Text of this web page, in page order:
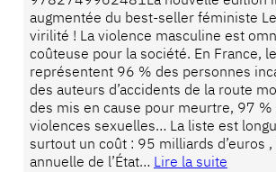
augmentée du best-seller féministe
virilité ! La violence masculine est
coûteuse pour la société. En France,
représentent 96 % des personnes
des auteurs d’accidents de la route
des mis en cause pour meurtre, 97 %
violences sexuelles… La liste est
surtout un coût : 95 milliards d’euros
annuelle de l’État… Lire la suite